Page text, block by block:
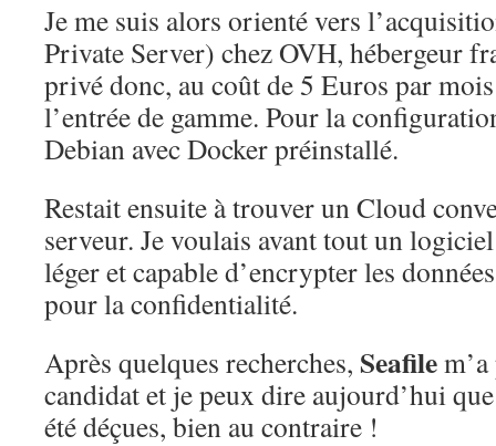
Je me suis alors orienté vers
Private Server) chez OVH, hébergeur
privé donc, au coût de 5 Euros par
l’entrée de gamme. Pour la
Debian avec Docker préinstallé.
Restait ensuite à trouver un Cloud
serveur. Je voulais avant tout un
léger et capable d’encrypter les
pour la confidentialité.
Après quelques recherches, Seafile
candidat et je peux dire aujourd’hui
été déçues, bien au contraire !